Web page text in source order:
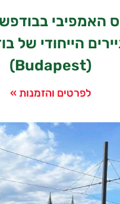
האמפיבי
הייחודי של
(Budapest)
לפרטים והזמנות »